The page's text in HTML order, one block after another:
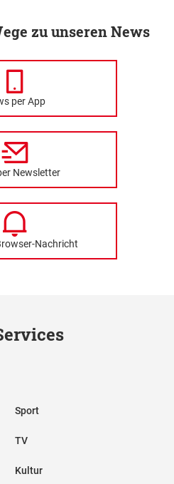
zu unseren News
per App
Newsletter
Nachricht
Sport
TV
Kultur